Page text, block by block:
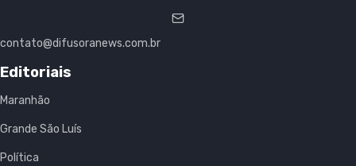
contato@difusoranews.com.br
Editoriais
Maranhão
Grande São Luís
Política